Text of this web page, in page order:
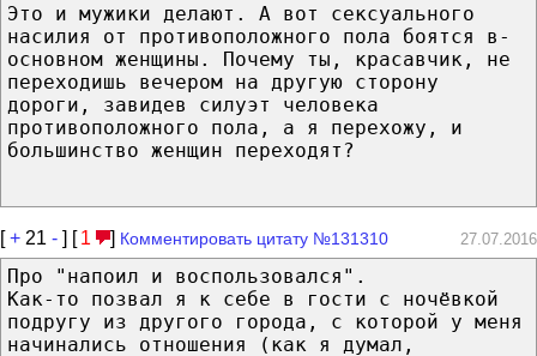
Это и мужики делают. А вот сексуального
насилия от противоположного пола боятся в-
основном женщины. Почему ты, красавчик, не
переходишь вечером на другую сторону
дороги, завидев силуэт человека
противоположного пола, а я перехожу, и
большинство женщин переходят?
[+ 21 - ] [ 1 ] Комментировать цитату №131310 27.07.2016
Про "напоил и воспользовался".
Как-то позвал я к себе в гости с ночёвкой
подругу из другого города, с которой у меня
начинались отношения (как я думал,